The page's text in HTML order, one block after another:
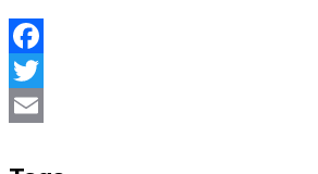
Facebook
Twitter